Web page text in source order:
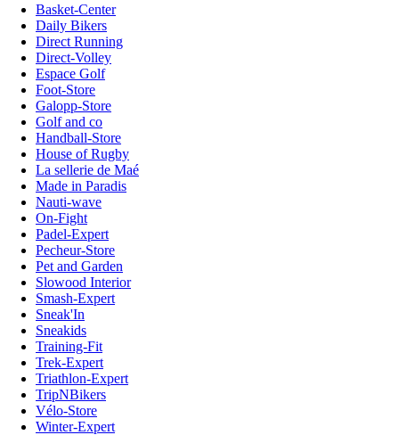
Basket-Center
Daily Bikers
Direct Running
Direct-Volley
Espace Golf
Foot-Store
Galopp-Store
Golf and co
Handball-Store
House of Rugby
La sellerie de Maé
Made in Paradis
Nauti-wave
On-Fight
Padel-Expert
Pecheur-Store
Pet and Garden
Slowood Interior
Smash-Expert
Sneak'In
Sneakids
Training-Fit
Trek-Expert
Triathlon-Expert
TripNBikers
Vélo-Store
Winter-Expert